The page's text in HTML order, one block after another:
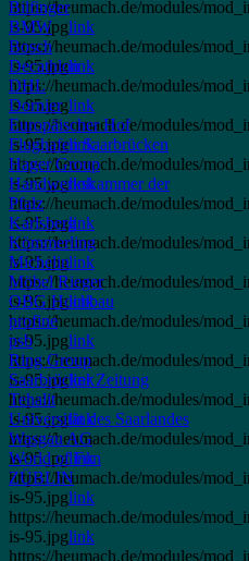
https://heumach.de/modules/
is-95.jpglink
https://heumach.de/modules/
is-95.jpglink
https://heumach.de/modules/
is-95.jpglink
https://heumach.de/modules/
is-95.jpglink
https://heumach.de/modules/
is-95.jpglink
https://heumach.de/modules/
is-95.jpglink
https://heumach.de/modules/
is-95.jpglink
https://heumach.de/modules/
is-95.jpglink
https://heumach.de/modules/
is-95.jpglink
https://heumach.de/modules/
is-95.jpglink
https://heumach.de/modules/
is-95.jpglink
https://heumach.de/modules/
is-95.jpglink
https://heumach.de/modules/
is-95.jpglink
https://heumach.de/modules/
is-95.jpglink
https://heumach.de/modules/
Bilfinger
BMW
Bosch
Decathlon
DHL
Dornier
Europäischer Hof
Flughafen Saarbrücken
Hager Group
Handwerkskammer der
Pfalz
Karlsberg
Kömmerling
Michelin
Möbel Rieger
OBG Hochbau
profine
psb
Ring Group
Saarbrücker Zeitung
Tehalit
Universität des Saarlandes
Wasgau AG
World of Fun
ZÜBLIN